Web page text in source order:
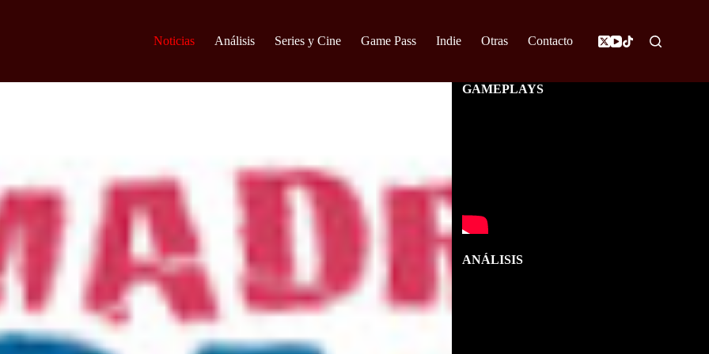
Noticias Análisis Series y Cine Game Pass Indie Otras Contacto
GAMEPLAYS
ANÁLISIS